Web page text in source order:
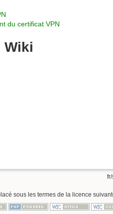
du certificat VPN
Wiki
sous les termes de la licence